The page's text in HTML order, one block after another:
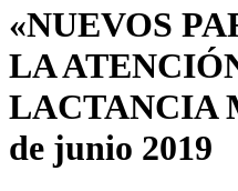
«NUEVOS
LA
LACTANCIA
de junio 2019